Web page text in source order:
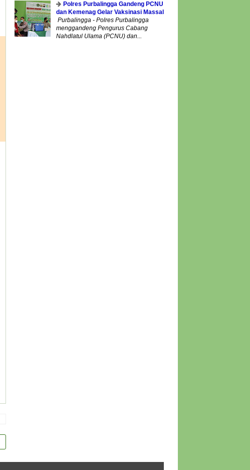
Polres Purbalingga Gandeng PCNU
dan Kemenag Gelar Vaksinasi Massal
Purbalingga - Polres Purbalingga
menggandeng Pengurus Cabang
Nahdlatul Ulama (PCNU) dan...